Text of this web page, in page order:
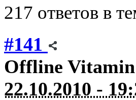
217 ответов в
#141
Offline
22.10.2010 -